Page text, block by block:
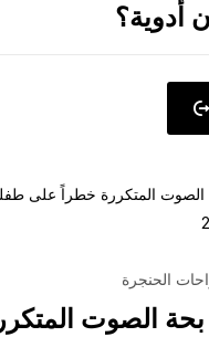
أدوية؟
الحنجرة
الصوت